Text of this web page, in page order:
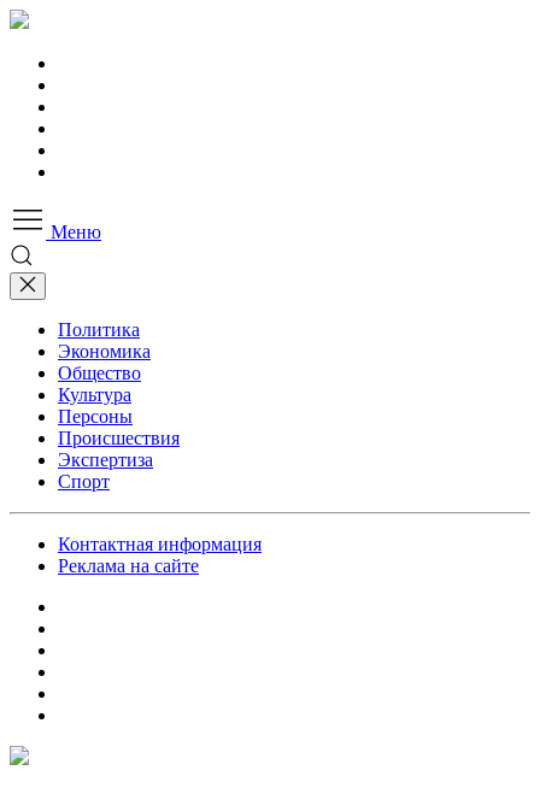
Меню
Политика
Экономика
Общество
Культура
Персоны
Происшествия
Экспертиза
Спорт
Контактная информация
Реклама на сайте